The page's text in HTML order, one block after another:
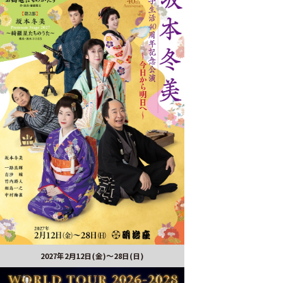
2027年2月12日(金)～28日(日)